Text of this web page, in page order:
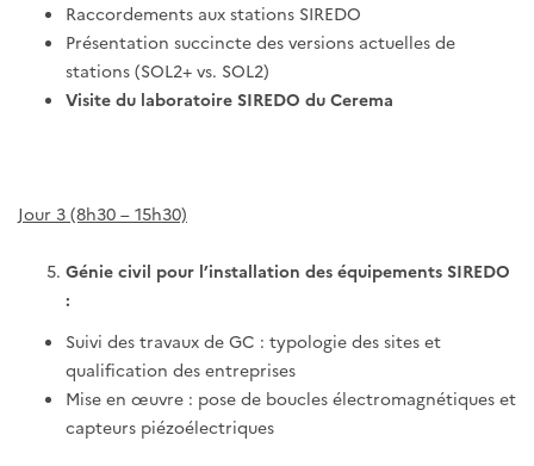
Raccordements aux stations SIREDO
Présentation succincte des versions actuelles de
stations (SOL2+ vs. SOL2)
Visite du laboratoire SIREDO du Cerema
Jour 3 (8h30 – 15h30)
Génie civil pour l’installation des équipements SIREDO
:
Suivi des travaux de GC : typologie des sites et
qualification des entreprises
Mise en œuvre : pose de boucles électromagnétiques et
capteurs piézoélectriques